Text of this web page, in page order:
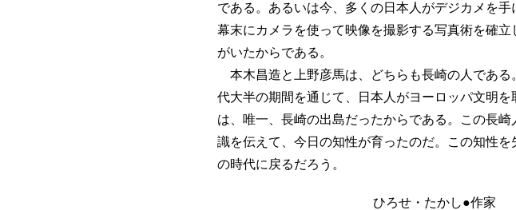
である。あるいは今、多くの日本人がデジカメを手
幕末にカメラを使って映像を撮影する写真術を確
がいたからである。
本木昌造と上野彦馬は、どちらも長崎の人である
代大半の期間を通じて、日本人がヨーロッパ文明
は、唯一、長崎の出島だったからである。この長
識を伝えて、今日の知性が育ったのだ。この知性
の時代に戻るだろう。
ひろせ・たかし●作家